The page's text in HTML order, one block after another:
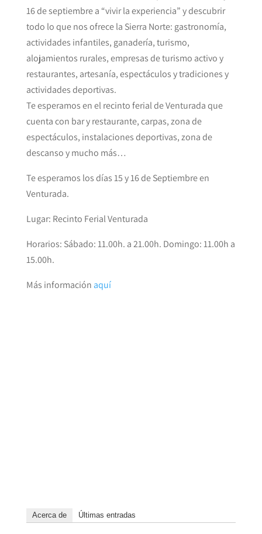
16 de septiembre a “vivir la experiencia” y descubrir
todo lo que nos ofrece la Sierra Norte: gastronomía,
actividades infantiles, ganadería, turismo,
alojamientos rurales, empresas de turismo activo y
restaurantes, artesanía, espectáculos y tradiciones y
actividades deportivas.
Te esperamos en el recinto ferial de Venturada que
cuenta con bar y restaurante, carpas, zona de
espectáculos, instalaciones deportivas, zona de
descanso y mucho más…
Te esperamos los días 15 y 16 de Septiembre en
Venturada.
Lugar: Recinto Ferial Venturada
Horarios: Sábado: 11.00h. a 21.00h. Domingo: 11.00h a
15.00h.
Más información aquí
Acerca de Últimas entradas